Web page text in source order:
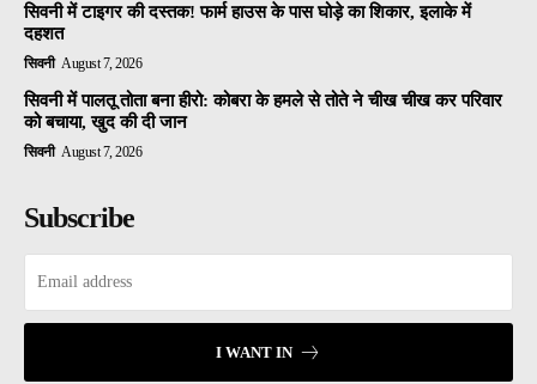
सिवनी में टाइगर की दस्तक! फार्म हाउस के पास घोड़े का शिकार, इलाके में
दहशत
सिवनी August 7, 2026
सिवनी में पालतू तोता बना हीरो: कोबरा के हमले से तोते ने चीख चीख कर परिवार
को बचाया, खुद की दी जान
सिवनी August 7, 2026
Subscribe
I WANT IN